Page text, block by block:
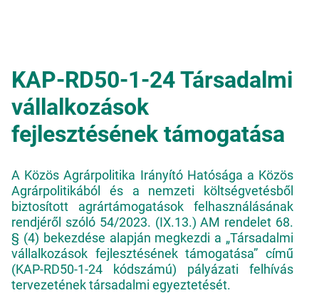
KAP-RD50-1-24 Társadalmi
vállalkozások
fejlesztésének támogatása
A Közös Agrárpolitika Irányító Hatósága a Közös
Agrárpolitikából és a nemzeti költségvetésből
biztosított agrártámogatások felhasználásának
rendjéről szóló 54/2023. (IX.13.) AM rendelet 68.
§ (4) bekezdése alapján megkezdi a „Társadalmi
vállalkozások fejlesztésének támogatása” című
(KAP-RD50-1-24 kódszámú) pályázati felhívás
tervezetének társadalmi egyeztetését.